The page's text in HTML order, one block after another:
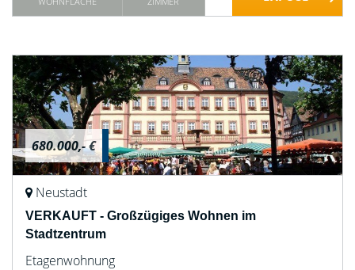
680.000,- €
Neustadt
VERKAUFT - Großzügiges Wohnen im
Stadtzentrum
Etagenwohnung